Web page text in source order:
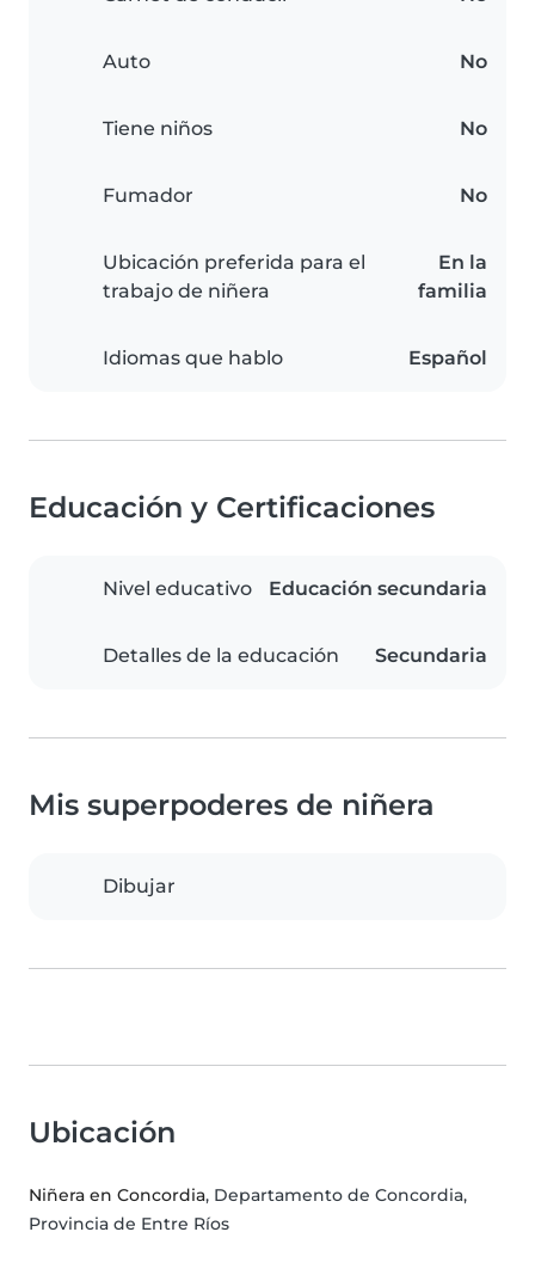
Auto No
Tiene niños No
Fumador No
Ubicación preferida para el
trabajo de niñera
En la
familia
Idiomas que hablo Español
Educación y Certificaciones
Nivel educativo Educación secundaria
Detalles de la educación Secundaria
Mis superpoderes de niñera
Dibujar
Ubicación
Niñera en Concordia, Departamento de Concordia,
Provincia de Entre Ríos